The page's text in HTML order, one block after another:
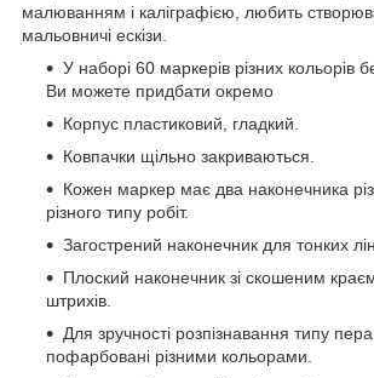
малюванням і каліграфією, любить
мальовничі ескізи.
У наборі 60 маркерів різних кольорів
Ви можете придбати окремо
Корпус пластиковий, гладкий.
Ковпачки щільно закриваються.
Кожен маркер має два наконечника
різного типу робіт.
Загострений наконечник для тонких
Плоский наконечник зі скошеним
штрихів.
Для зручності розпізнавання типу пера
пофарбовані різними кольорами.